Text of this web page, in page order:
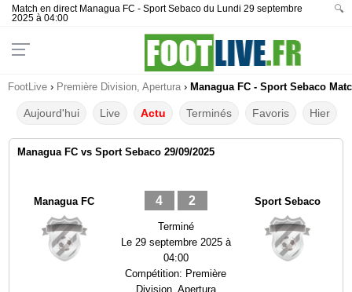
Match en direct Managua FC - Sport Sebaco du Lundi 29 septembre
2025 à 04:00
🔍
FootLive › Première Division, Apertura › Managua FC - Sport Sebaco
Aujourd'hui Live Actu Terminés Favoris Hier
Managua FC vs Sport Sebaco 29/09/2025
Managua FC 4 2
Terminé
Le 29 septembre 2025 à
04:00
Compétition: Première
Division, Apertura
Sport Sebaco